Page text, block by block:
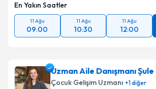
En Yakın Saatler
11 Ağu
09:00
11 Ağu
10:30
11 Ağu
12:00
Uzman Aile Danışmanı
Çocuk Gelişim Uzmanı +1diğer